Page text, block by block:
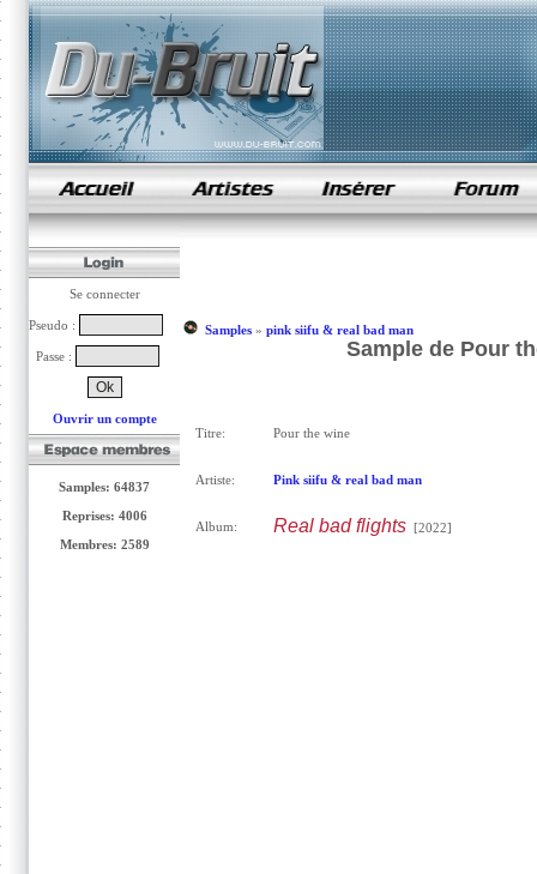
samples de rap
Se connecter
Pseudo :
Passe :
Ouvrir un compte
Samples: 64837
Reprises: 4006
Membres: 2589
Samples» pink siifu & real bad man
Sample de Pour
Titre: Pour the wine
Artiste: Pink siifu & real bad man
Album: Real bad flights[2022]